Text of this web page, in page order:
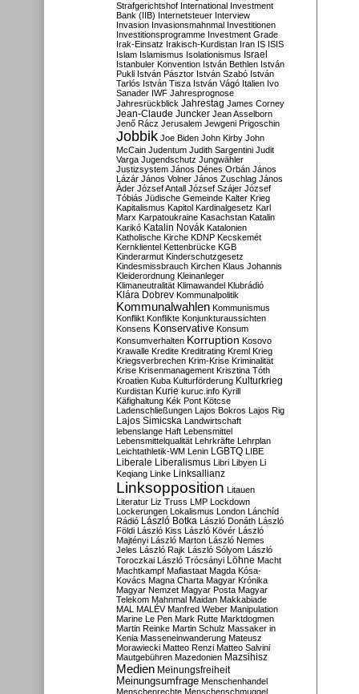
Strafgerichtshof International Investment
Bank (IIB) Internetsteuer Interview
Invasion Invasionsmahnmal Investitionen
Investitionsprogramme Investment Grade
Irak-Einsatz Irakisch-Kurdistan Iran IS ISIS
Islam Islamismus Isolationismus Israel
Istanbuler Konvention István Bethlen István
Pukli István Pásztor István Szabó István
Tarlós István Tisza István Vágó Italien Ivo
Sanader IWF Jahresprognose
Jahresrückblick Jahrestag James Corney
Jean-Claude Juncker Jean Asselborn
Jenő Rácz Jerusalem Jewgeni Prigoschin
Jobbik Joe Biden John Kirby John
McCain Judentum Judith Sargentini Judit
Varga Jugendschutz Jungwähler
Justizsystem János Dénes Orbán János
Lázár János Volner János Zuschlag János
Áder József Antall József Szájer József
Tóbiás Jüdische Gemeinde Kalter Krieg
Kapitalismus Kapitol Kardinalgesetz Karl
Marx Karpatoukraine Kasachstan Katalin
Karikó Katalin Novák Katalonien
Katholische Kirche KDNP Kecskemét
Kernklientel Kettenbrücke KGB
Kinderarmut Kinderschutzgesetz
Kindesmissbrauch Kirchen Klaus Johannis
Kleiderordnung Kleinanleger
Klimaneutralität Klimawandel Klubrádió
Klára Dobrev Kommunalpolitik
Kommunalwahlen Kommunismus
Konflikt Konflikte Konjunkturaussichten
Konsens Konservative Konsum
Konsumverhalten Korruption Kosovo
Krawalle Kredite Kreditrating Kreml Krieg
Kriegsverbrechen Krim-Krise Kriminalität
Krise Krisenmanagement Krisztina Tóth
Kroatien Kuba Kulturförderung Kulturkrieg
Kurdistan Kurie kuruc.info Kyrill
Käfighaltung Kék Pont Kötcse
Ladenschließungen Lajos Bokros Lajos Rig
Lajos Simicska Landwirtschaft
lebenslange Haft Lebensmittel
Lebensmittelqualität Lehrkräfte Lehrplan
Leichtathletik-WM Lenin LGBTQ LIBE
Liberale Liberalismus Libri Libyen Li
Keqiang Linke Linksallianz
Linksopposition Litauen
Literatur Liz Truss LMP Lockdown
Lockerungen Lokalismus London Lánchíd
Rádió
László Botka László Donáth László
Földi László Kiss László Kövér László
Majtényi László Marton László Nemes
Jeles László Rajk László Sólyom László
Toroczkai László Trócsányi Löhne Macht
Machtkampf Mafiastaat Magda Kósa-
Kovács Magna Charta Magyar Krónika
Magyar Nemzet Magyar Posta Magyar
Telekom Mahnmal Maidan Makkabiade
MAL MALÉV Manfred Weber Manipulation
Marine Le Pen Mark Rutte Marktdogmen
Martin Reinke Martin Schulz Massaker in
Kenia Masseneinwanderung Mateusz
Morawiecki Matteo Renzi Matteo Salvini
Mautgebühren Mazedonien Mazsihisz
Medien Meinungsfreiheit
Meinungsumfrage Menschenhandel
Menschenrechte Menschenschmuggel